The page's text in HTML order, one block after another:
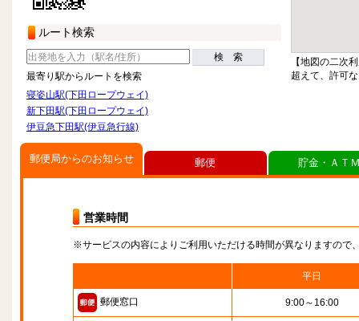
ルート検索
検 索
最寄り駅からルートを検索
寝姿山駅(下田ロープウェイ)
新下田駅(下田ロープウェイ)
伊豆急下田駅(伊豆急行線)
【地図の二次
超えて、許可
郵便局からのお知らせ
営業時間
※サービスの内容によりご利用いただける時間が異なりますので
平日
郵便窓口 9:00～16:00
郵便 貯金・ＡＴ